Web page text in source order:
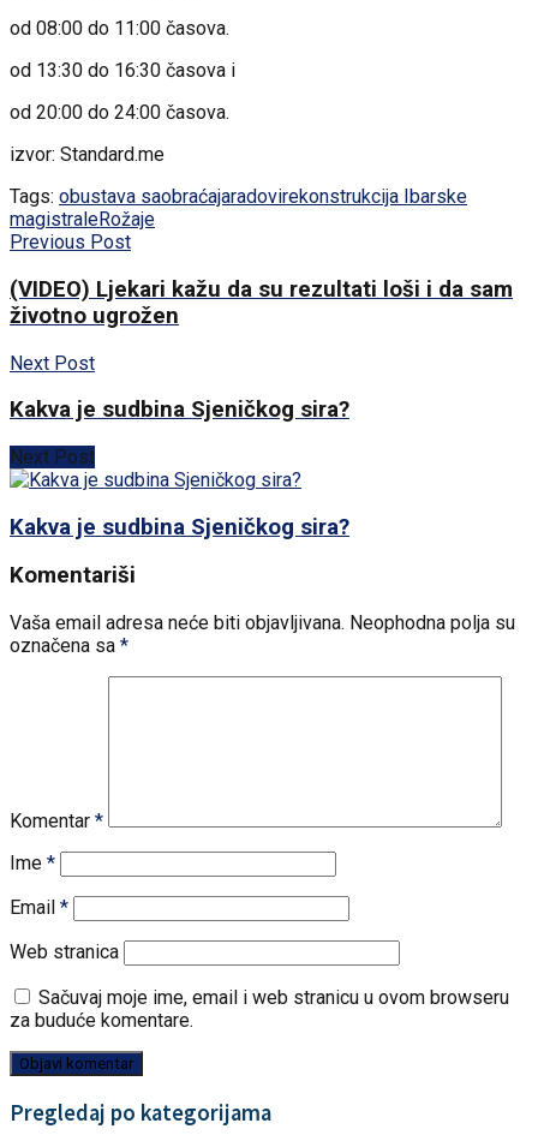
od 08:00 do 11:00 časova.
od 13:30 do 16:30 časova i
od 20:00 do 24:00 časova.
izvor: Standard.me
Tags: obustava saobraćajaradovirekonstrukcija Ibarske
magistraleRožaje
Previous Post
(VIDEO) Ljekari kažu da su rezultati loši i da sam
životno ugrožen
Next Post
Kakva je sudbina Sjeničkog sira?
Next Post
Kakva je sudbina Sjeničkog sira?
Komentariši
Vaša email adresa neće biti objavljivana. Neophodna polja su
označena sa *
Komentar *
Ime *
Email *
Web stranica
Sačuvaj moje ime, email i web stranicu u ovom browseru
za buduće komentare.
Pregledaj po kategorijama